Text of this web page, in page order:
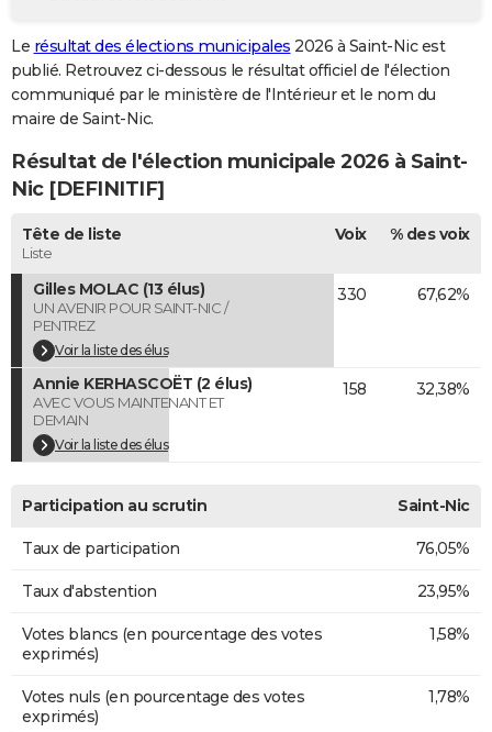
GUIDES D'ACHAT
BONS PLANS
CARTE DE VOEUX
Carte de Noël
Carte Bonne année
Carte Saint-Valentin
Carte Pâques
Carte d'anniversaire
DICTIONNAIRE
Dictionnaire
Biographies
Citations
Expressions
Proverbes
PROGRAMME TV
COPAINS D'AVANT
S'inscrire
Se connecter
Lycées
Collèges
Primaires
Universités
Entreprises
Service militaire
Avis de recherche
AVIS DE DÉCÈS
FORUM
Bricolage
Lifestyle
Culture
Sport
Auto
Television
Voyage
Cinema
Le résultat des élections municipales 2026 à Saint-Nic est
publié. Retrouvez ci-dessous le résultat officiel de l'élection
communiqué par le ministère de l'Intérieur et le nom du
maire de Saint-Nic.
Résultat de l'élection municipale 2026 à Saint-
Nic [DEFINITIF]
Tête de liste
Liste
Voix % des voix
Gilles MOLAC (13 élus)
UN AVENIR POUR SAINT-NIC /
PENTREZ
Voir la liste des élus
330 67,62%
Annie KERHASCOËT (2 élus)
AVEC VOUS MAINTENANT ET
DEMAIN
Voir la liste des élus
158 32,38%
Participation au scrutin Saint-Nic
Taux de participation 76,05%
Taux d'abstention 23,95%
Votes blancs (en pourcentage des votes
exprimés)
1,58%
Votes nuls (en pourcentage des votes
exprimés)
1,78%